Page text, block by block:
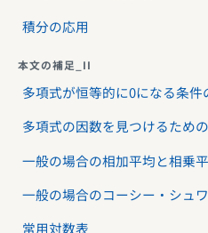
積分の応用
本文の補足_II
多項式が恒等的に0になる条件
多項式の因数を見つけるため
一般の場合の相加平均と相乗
一般の場合のコーシー・シュ
常用対数表